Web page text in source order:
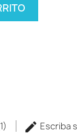
Escriba